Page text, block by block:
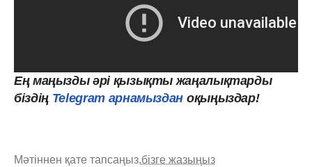
Ең маңызды әрі қызықты жаңалықтарды
біздің Telegram арнамыздан оқыңыздар!
Мәтіннен қате тапсаңыз,бізге жазыңыз